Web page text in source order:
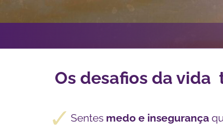
Sentes medo e insegurança
Os desafios da vida